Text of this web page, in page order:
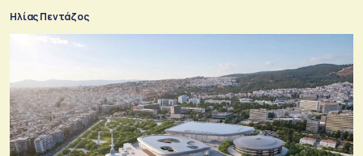
Ηλίας Πεντάζος